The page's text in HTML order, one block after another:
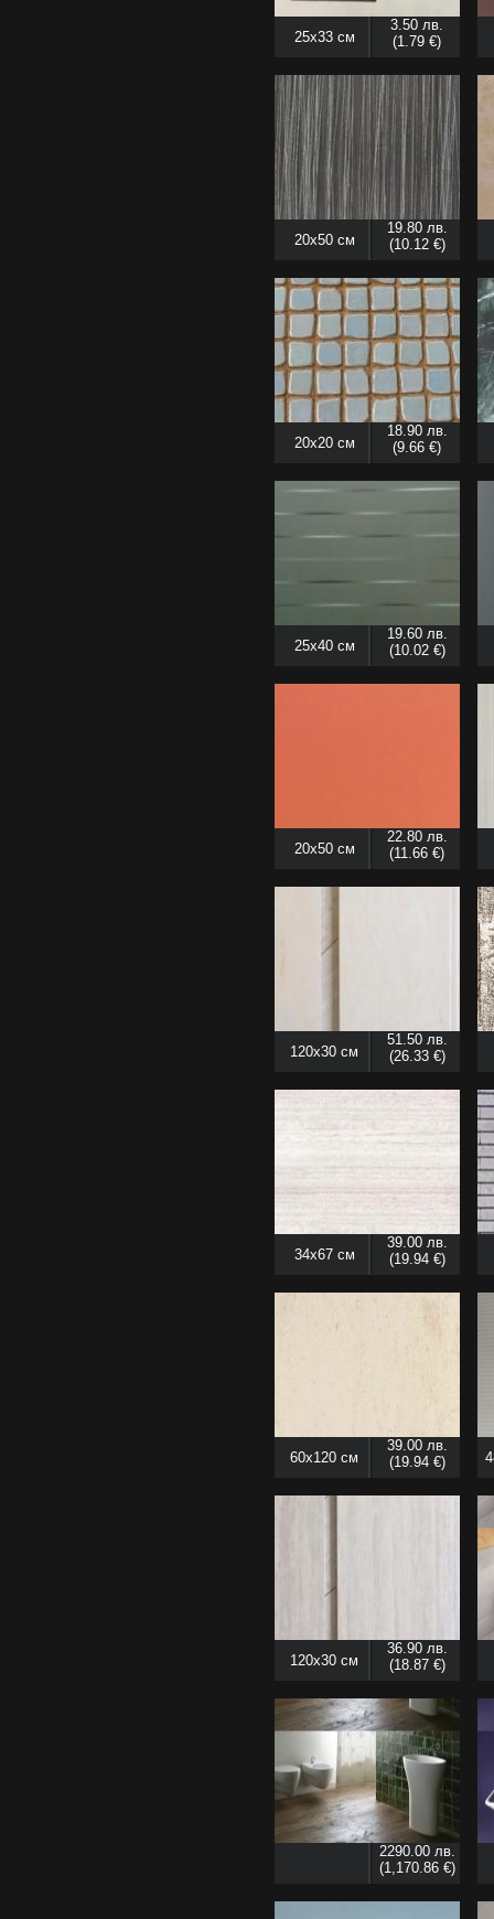
25x33 см
3.50 лв.
(1.79 €)
20x50 см
19.80 лв.
(10.12 €)
20x20 см
18.90 лв.
(9.66 €)
25x40 см
19.60 лв.
(10.02 €)
20x50 см
22.80 лв.
(11.66 €)
120x30 см
51.50 лв.
(26.33 €)
34x67 см
39.00 лв.
(19.94 €)
60x120 см
39.00 лв.
(19.94 €)
120x30 см
36.90 лв.
(18.87 €)
2290.00 лв.
(1,170.86 €)